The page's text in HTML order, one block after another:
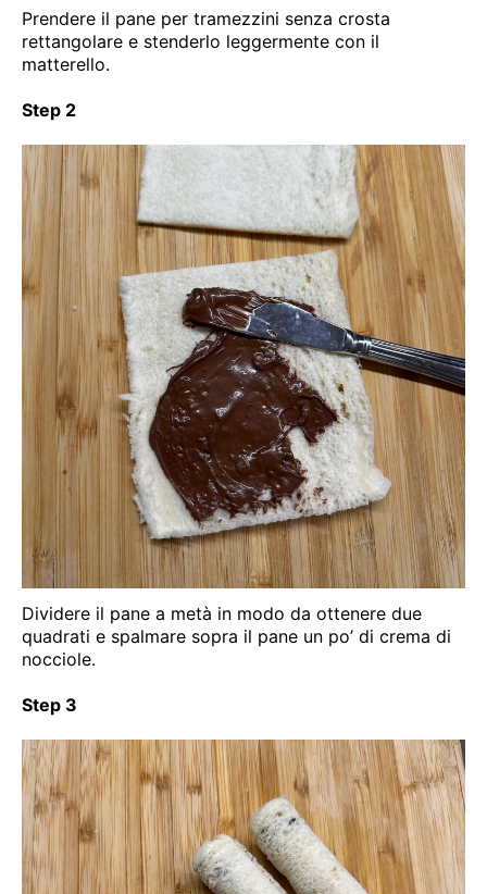
Prendere il pane per tramezzini senza crosta
rettangolare e stenderlo leggermente con il
matterello.
Step 2
Dividere il pane a metà in modo da ottenere due
quadrati e spalmare sopra il pane un po’ di crema di
nocciole.
Step 3